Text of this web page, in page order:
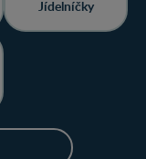
Jídelníčky